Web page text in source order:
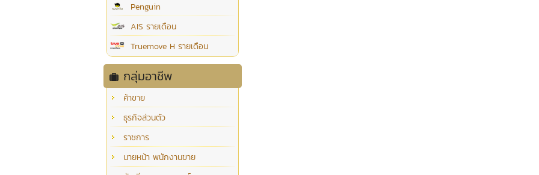
Penguin
AIS รายเดือน
Truemove H รายเดือน
กลุ่มอาชีพ
ค้าขาย
ธุรกิจส่วนตัว
ราชการ
นายหน้า พนักงานขาย